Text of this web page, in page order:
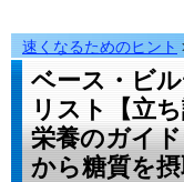
速くなるためのヒント
ベース・ビ
リスト【立
栄養のガイ
から糖質を